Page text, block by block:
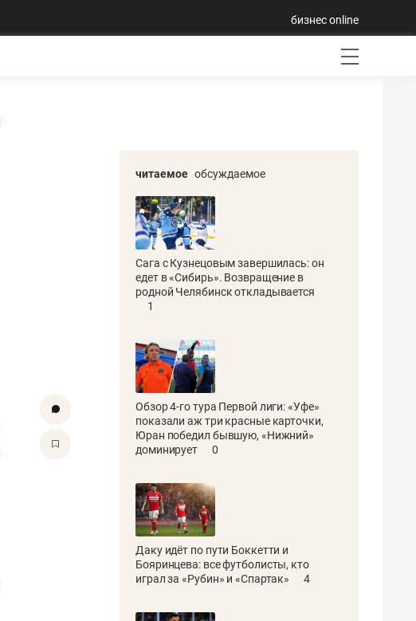
бизнес online
читаемое обсуждаемое
Сага с Кузнецовым завершилась: он
едет в «Сибирь». Возвращение в
родной Челябинск откладывается
1
Обзор 4-го тура Первой лиги: «Уфе»
показали аж три красные карточки,
Юран победил бывшую, «Нижний»
доминирует
0
Даку идёт по пути Боккетти и
Бояринцева: все футболисты, кто
играл за «Рубин» и «Спартак»
4